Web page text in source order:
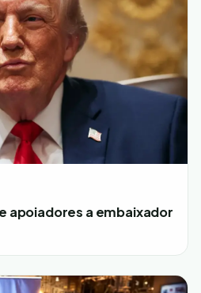
apoiadores a embaixador